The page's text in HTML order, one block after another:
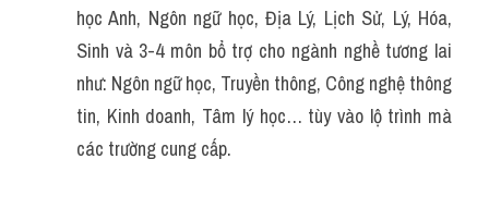
học Anh, Ngôn ngữ học, Địa Lý, Lịch Sử, Lý, Hóa,
Sinh và 3-4 môn bổ trợ cho ngành nghề tương lai
như: Ngôn ngữ học, Truyền thông, Công nghệ thông
tin, Kinh doanh, Tâm lý học… tùy vào lộ trình mà
các trường cung cấp.